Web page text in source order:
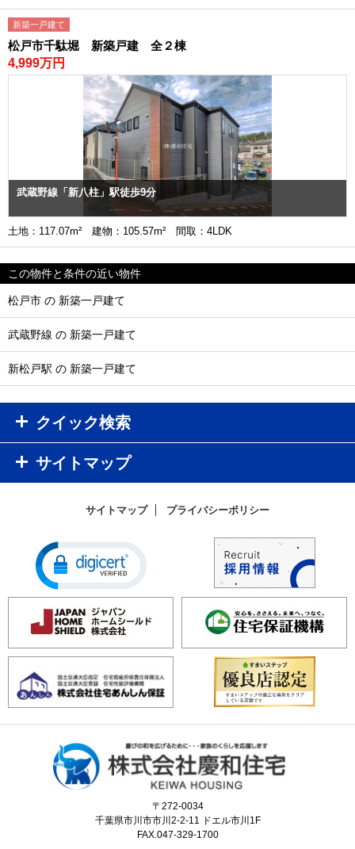
新築一戸建て
松戸市千駄堀 新築戸建 全２棟
4,999万円
武蔵野線「新八柱」駅徒歩9分
土地：117.07m² 建物：105.57m² 間取：4LDK
この物件と条件の近い物件
松戸市 の 新築一戸建て
武蔵野線 の 新築一戸建て
新松戸駅 の 新築一戸建て
クイック検索
サイトマップ
サイトマップ プライバシーポリシー
〒272-0034
千葉県市川市市川2-2-11 ドエル市川1F
FAX.047-329-1700